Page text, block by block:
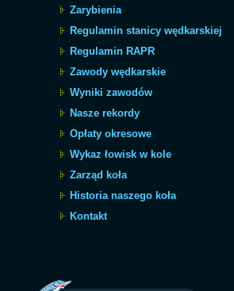
Zarybienia
Regulamin stanicy wędkarskiej
Regulamin RAPR
Zawody wędkarskie
Wyniki zawodów
Nasze rekordy
Opłaty okresowe
Wykaz łowisk w kole
Zarząd koła
Historia naszego koła
Kontakt